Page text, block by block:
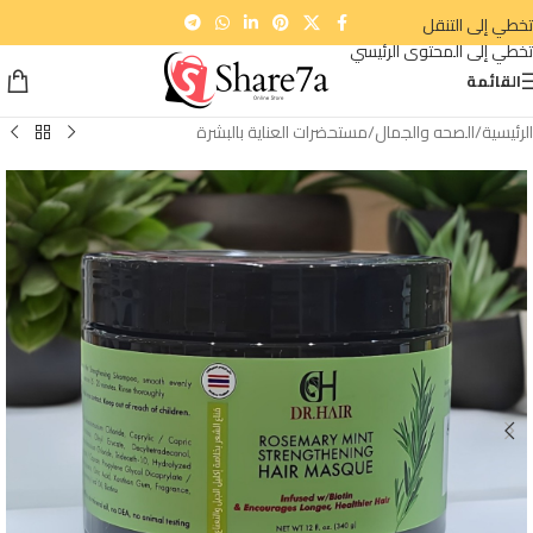
تخطي إلى التنقل
تخطي إلى المحتوى الرئيسي
القائمة
الرئيسية/الصحه والجمال/مستحضرات العناية بالبشرة